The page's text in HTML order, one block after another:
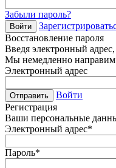
Забыли пароль?
Войти
Восстановление пароля
Введя электронный
Мы немедленно направим
Электронный адрес
Отправить
Войти
Регистрация
Ваши персональные
Электронный адрес*
Пароль*